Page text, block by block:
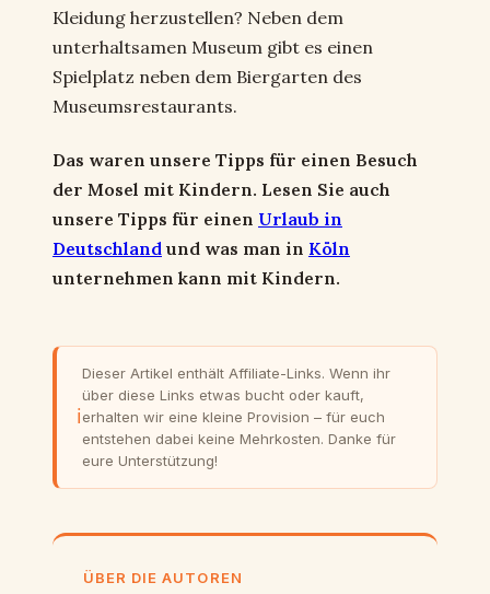
Kleidung herzustellen? Neben dem
unterhaltsamen Museum gibt es einen
Spielplatz neben dem Biergarten des
Museumsrestaurants.
Das waren unsere Tipps für einen Besuch
der Mosel mit Kindern. Lesen Sie auch
unsere Tipps für einen Urlaub in
Deutschland und was man in Köln
unternehmen kann mit Kindern.
ℹ
Dieser Artikel enthält Affiliate-Links. Wenn ihr
über diese Links etwas bucht oder kauft,
erhalten wir eine kleine Provision – für euch
entstehen dabei keine Mehrkosten. Danke für
eure Unterstützung!
ÜBER DIE AUTOREN